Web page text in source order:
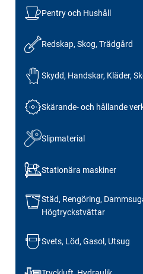
Pentry och Hushåll
Redskap, Skog, Trädgård
Skydd, Handskar, Kläder,
Skärande- och hållande
Slipmaterial
Stationära maskiner
Städ, Rengöring,
Högtryckstvättar
Svets, Löd, Gasol, Utsug